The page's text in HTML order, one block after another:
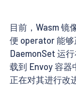
目前，Wasm 镜
便 operator 能
DaemonSet 运
载到 Envoy 容
正在对其进行改